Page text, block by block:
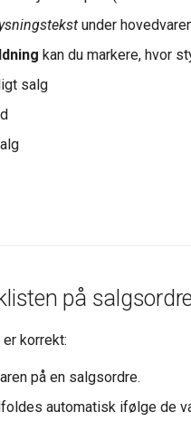
under
kan du markere, hvor
salg
på
korrekt:
på en salgsordre.
automatisk ifølge de